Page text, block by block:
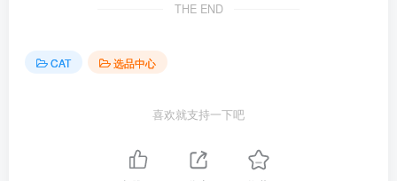
THE END
CAT 选品中心
喜欢就支持一下吧